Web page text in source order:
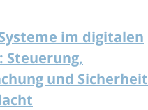
im digitalen
Steuerung,
und Sicherheit